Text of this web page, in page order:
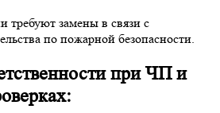
требуют замены в связи с
по пожарной безопасности.
при ЧП и